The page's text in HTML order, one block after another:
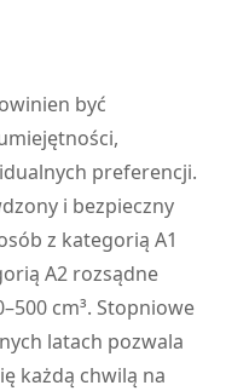
być
preferencji.
i bezpieczny
z kategorią A1
A2 rozsądne
cm³. Stopniowe
latach pozwala
każdą chwilą na